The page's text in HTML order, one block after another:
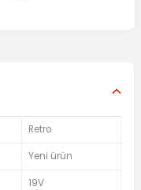
Retro
Yeni ürün
19V